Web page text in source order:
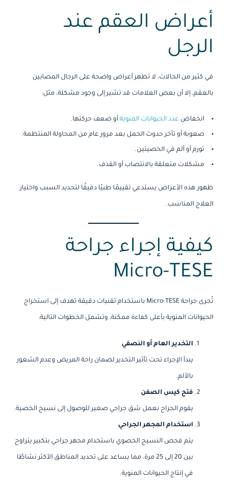
أعراض العقم عند
الرجل
في كثير من الحالات، لا تظهر أعراض واضحة على الرجال المصابين
بالعقم، إلا أن بعض العلامات قد تشير إلى وجود مشكلة، مثل:
انخفاض عدد الحيوانات المنويةأو ضعف حركتها.
صعوبة أو تأخر حدوث الحمل بعد مرور عام من المحاولة المنتظمة.
تورم أو ألم في الخصيتين.
مشكلات متعلقة بالانتصاب أو القذف.
ظهور هذه الأعراض يستدعي تقييمًا طبيًا دقيقًا لتحديد السبب واختيار
العلاج المناسب.
كيفية إجراء جراحة
Micro-TESE
تُجرى جراحة Micro-TESE باستخدام تقنيات دقيقة تهدف إلى استخراج
الحيوانات المنوية بأعلى كفاءة ممكنة، وتشمل الخطوات التالية:
التخدير العام أو النصفي
يبدأ الإجراء تحت تأثير التخدير لضمان راحة المريض وعدم الشعور
بالألم.
فتح كيس الصفن
يقوم الجراح بعمل شق جراحي صغير للوصول إلى نسيج الخصية.
استخدام المجهر الجراحي
يتم فحص النسيج الخصوي باستخدام مجهر جراحي بتكبير يتراوح
بين 20 إلى 25 مرة، مما يساعد على تحديد المناطق الأكثر نشاطًا
في إنتاج الحيوانات المنوية.